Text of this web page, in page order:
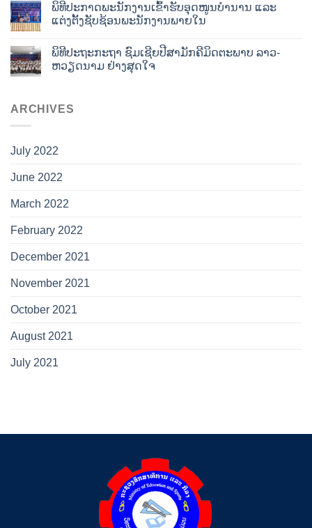
ພິທີປະກາດພະນັກງານເຂົ້າຮັບອຸດໜູນບໍານານ ແລະ
ແຕ່ງຕັ້ງຊັບຊ້ອນພະນັກງານພາຍໃນ
ພິທີປະຖະກະຖາ ຊົມເຊີຍປີສາມັກຄີມິດຕະພາບ ລາວ-
ຫວຽດນາມ ຢ່າງສຸດໃຈ
ARCHIVES
July 2022
June 2022
March 2022
February 2022
December 2021
November 2021
October 2021
August 2021
July 2021